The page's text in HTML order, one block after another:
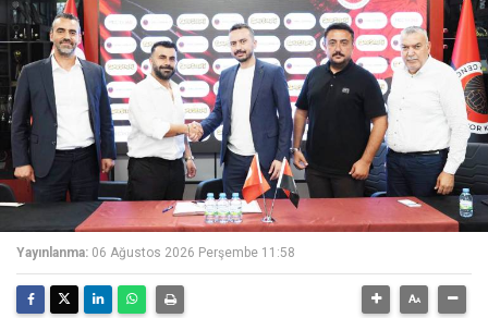
Yayınlanma: 06 Ağustos 2026 Perşembe 11:58